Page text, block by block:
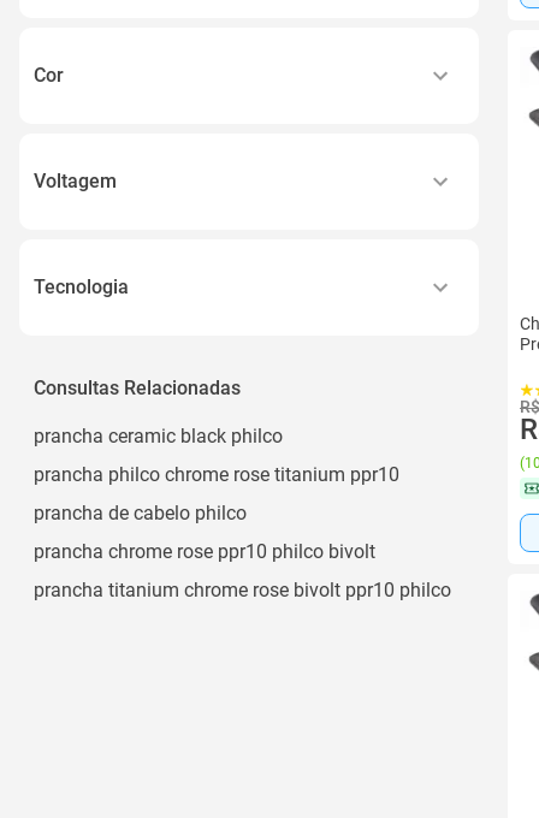
Cor
Voltagem
Tecnologia
Cerâmica com Tourmaline Íon
Consultas Relacionadas
prancha ceramic black philco
prancha philco chrome rose titanium ppr10
prancha de cabelo philco
prancha chrome rose ppr10 philco bivolt
prancha titanium chrome rose bivolt ppr10 philco
(